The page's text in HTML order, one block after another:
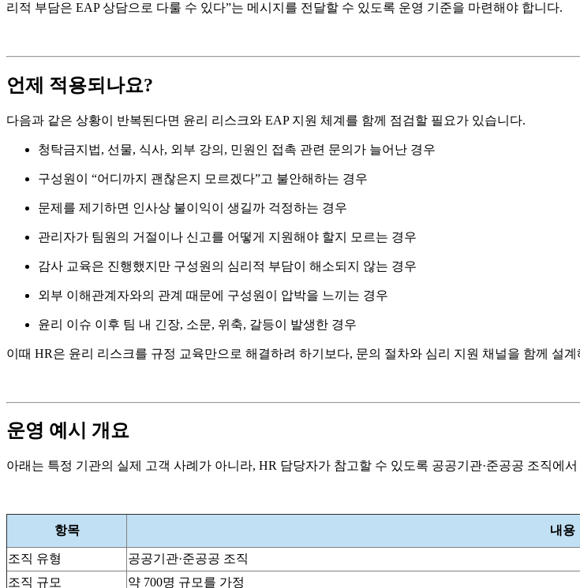
리적 부담은 EAP 상담으로 다룰 수 있다”는 메시지를 전달할 수 있도록 운영 기준을 마련해야 합니다.
언제 적용되나요?
다음과 같은 상황이 반복된다면 윤리 리스크와 EAP 지원 체계를 함께 점검할 필요가 있습니다.
청탁금지법, 선물, 식사, 외부 강의, 민원인 접촉 관련 문의가 늘어난 경우
구성원이 “어디까지 괜찮은지 모르겠다”고 불안해하는 경우
문제를 제기하면 인사상 불이익이 생길까 걱정하는 경우
관리자가 팀원의 거절이나 신고를 어떻게 지원해야 할지 모르는 경우
감사 교육은 진행했지만 구성원의 심리적 부담이 해소되지 않는 경우
외부 이해관계자와의 관계 때문에 구성원이 압박을 느끼는 경우
윤리 이슈 이후 팀 내 긴장, 소문, 위축, 갈등이 발생한 경우
이때 HR은 윤리 리스크를 규정 교육만으로 해결하려 하기보다, 문의 절차와 심리 지원 채널을 함께 설계
운영 예시 개요
아래는 특정 기관의 실제 고객 사례가 아니라, HR 담당자가 참고할 수 있도록 공공기관·준공공 조직에
항목 내용
조직 유형
공공기관·준공공 조직
조직 규모
약 700명 규모를 가정